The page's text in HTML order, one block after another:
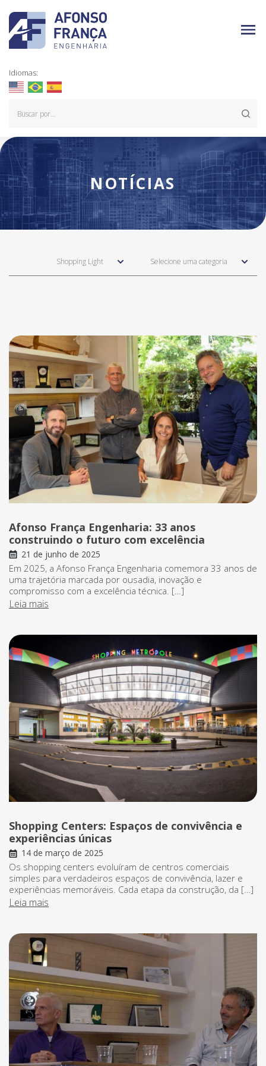
Idiomas:
NOTÍCIAS
Shopping Light Selecione uma categoria
Notícias
Afonso França Engenharia: 33 anos
construindo o futuro com excelência
21 de junho de 2025
Em 2025, a Afonso França Engenharia comemora 33 anos de
uma trajetória marcada por ousadia, inovação e
compromisso com a excelência técnica. […]
Leia mais
Shopping Centers: Espaços de convivência e
experiências únicas
14 de março de 2025
Os shopping centers evoluíram de centros comerciais
simples para verdadeiros espaços de convivência, lazer e
experiências memoráveis. Cada etapa da construção, da […]
Leia mais